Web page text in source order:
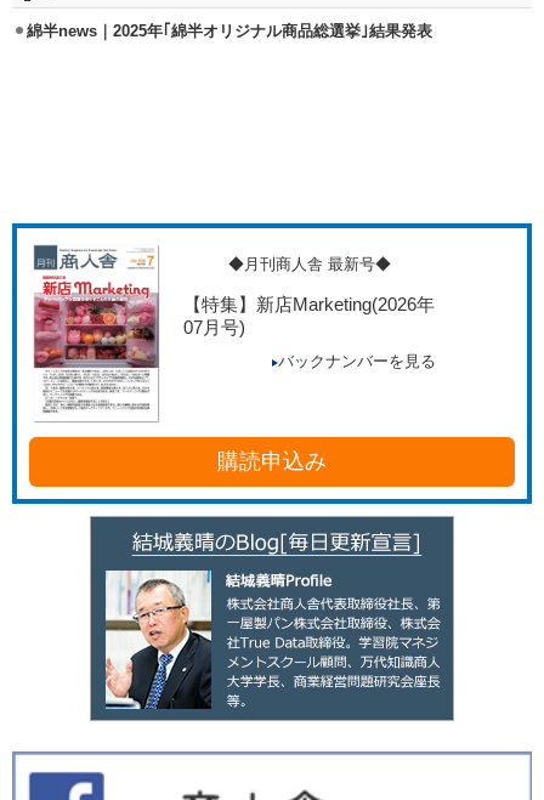
綿半news｜2025年｢綿半オリジナル商品総選挙｣結果発表
◆月刊商人舎 最新号◆
【特集】新店Marketing(2026年
07月号)
バックナンバーを見る
購読申込み